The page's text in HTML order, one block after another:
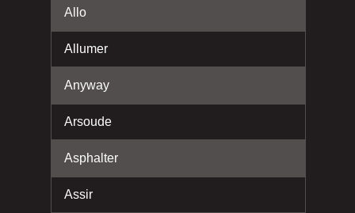
Allo
Allumer
Anyway
Arsoude
Asphalter
Assir